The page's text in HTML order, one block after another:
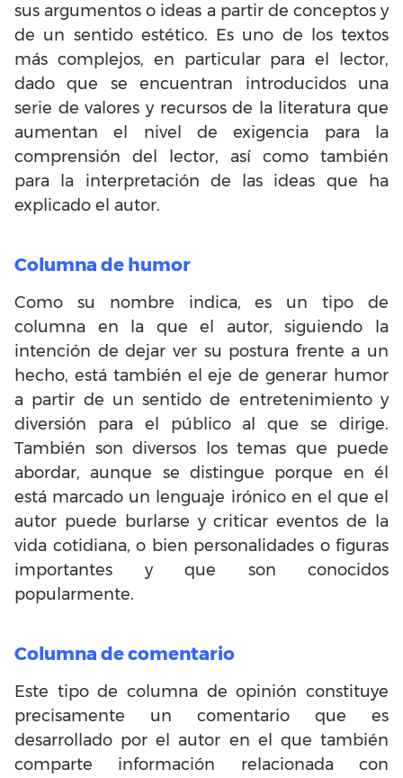
sus argumentos o ideas a partir de conceptos y
de un sentido estético. Es uno de los textos
más complejos, en particular para el lector,
dado que se encuentran introducidos una
serie de valores y recursos de la literatura que
aumentan el nivel de exigencia para la
comprensión del lector, así como también
para la interpretación de las ideas que ha
explicado el autor.
Columna de humor
Como su nombre indica, es un tipo de
columna en la que el autor, siguiendo la
intención de dejar ver su postura frente a un
hecho, está también el eje de generar humor
a partir de un sentido de entretenimiento y
diversión para el público al que se dirige.
También son diversos los temas que puede
abordar, aunque se distingue porque en él
está marcado un lenguaje irónico en el que el
autor puede burlarse y criticar eventos de la
vida cotidiana, o bien personalidades o figuras
importantes y que son conocidos
popularmente.
Columna de comentario
Este tipo de columna de opinión constituye
precisamente un comentario que es
desarrollado por el autor en el que también
comparte información relacionada con